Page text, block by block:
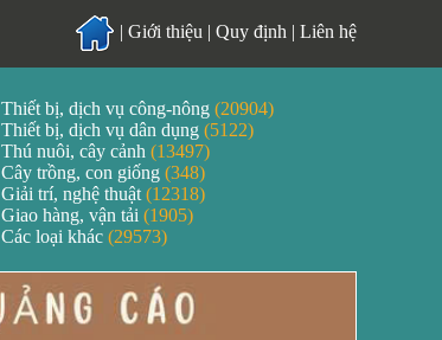
| Giới thiệu | Quy định | Liên hệ
Thiết bị, dịch vụ công-nông (20904)
Thiết bị, dịch vụ dân dụng (5122)
Thú nuôi, cây cảnh (13497)
Cây trồng, con giống (348)
Giải trí, nghệ thuật (12318)
Giao hàng, vận tải (1905)
Các loại khác (29573)